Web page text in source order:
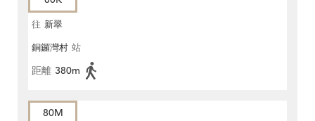
往 新翠
銅鑼灣村 站
距離 380m
80M